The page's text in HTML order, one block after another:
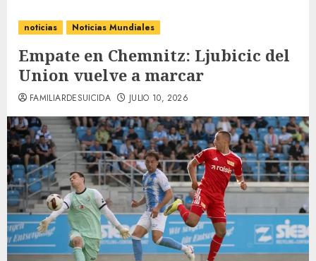
noticias Noticias Mundiales
Empate en Chemnitz: Ljubicic del
Union vuelve a marcar
FAMILIARDESUICIDA JULIO 10, 2026